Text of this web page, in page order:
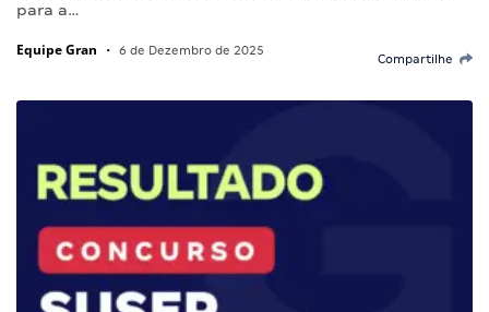
para a…
Equipe Gran • 6 de Dezembro de 2025
Compartilhe